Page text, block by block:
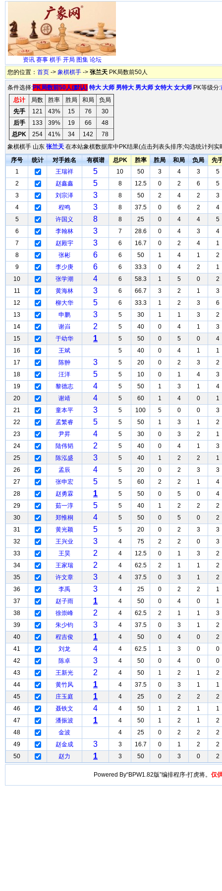
资讯 赛事 棋手 开局 图集 论坛
您的位置： 首页 -> 象棋棋手 -> 张兰天 PK局数前50人
条件选择:PK局数前50人(默认) 特大 大师 男特大 男大师 女特大 女大师 PK等级分:
总计
局数 胜率 胜局 和局
负局
先手
121 43% 15 76
30
后手
133 39% 19 66
48
总PK
254 41% 34 142
78
象棋棋手 山东 张兰天 在本站象棋数据库中PK结果(点击列表头排序;勾选统计列
序号
统计 对手姓名 有棋谱 总PK 胜率 胜局 和局 负局
先
1
王瑞祥 5 10 50 3 4 3
5
2
赵鑫鑫 5 8 12.5 0 2 6
5
3
刘宗泽 3 8 50 2 4 2
3
4
程鸣 3 8 37.5 0 6 2
4
5
许国义 8 8 25 0 4 4
5
6
李翰林 3 7 28.6 0 4 3
4
7
赵殿宇 3 6 16.7 0 2 4
1
8
张彬 6 6 50 1 4 1
2
9
李少庚 6 6 33.3 0 4 2
1
10
张学潮 4 6 58.3 1 5 0
2
11
黄海林 3 6 66.7 3 2 1
3
12
柳大华 5 6 33.3 1 2 3
6
13
申鹏 3 5 30 1 1 3
2
14
谢岿 2 5 40 0 4 1
3
15
于幼华 1 5 50 0 5 0
4
16
王斌 5 40 0 4 1
1
17
陈翀 3 5 20 0 2 3
2
18
汪洋 5 5 10 0 1 4
3
19
黎德志 4 5 50 1 3 1
4
20
谢靖 4 5 60 1 4 0
1
21
童本平 3 5 100 5 0 0
3
22
孟繁睿 5 5 50 1 3 1
2
23
尹昇 4 5 30 0 3 2
1
24
陆伟韬 2 5 40 0 4 1
3
25
陈泓盛 3 5 40 1 2 2
1
26
孟辰 4 5 20 0 2 3
3
27
张申宏 5 5 60 2 2 1
4
28
赵勇霖 1 5 50 0 5 0
4
29
茹一淳 5 5 40 1 2 2
2
30
郑惟桐 4 5 50 0 5 0
2
31
黄光颖 5 5 20 0 2 3
3
32
王兴业 3 4 75 2 2 0
3
33
王昊 2 4 12.5 0 1 3
2
34
王家瑞 2 4 62.5 2 1 1
2
35
许文章 3 4 37.5 0 3 1
2
36
李禹 3 4 25 0 2 2
1
37
赵子雨 1 4 50 0 4 0
1
38
徐崇峰 2 4 62.5 2 1 1
3
39
朱少钧 3 4 37.5 0 3 1
2
40
程吉俊 1 4 50 0 4 0
2
41
刘龙 4 4 62.5 1 3 0
0
42
陈卓 3 4 50 0 4 0
0
43
王新光 2 4 50 1 2 1
2
44
黄竹风 1 4 37.5 0 3 1
1
45
庄玉庭 1 4 25 0 2 2
2
46
聂铁文 4 4 50 1 2 1
1
47
潘振波 1 4 50 1 2 1
2
48
金波 4 25 0 2 2
2
49
赵金成 3 3 16.7 0 1 2
2
50
赵力 1 3 50 0 3 0 2
Powered By“BPW1.82版”编排程序-打虎将。 仅